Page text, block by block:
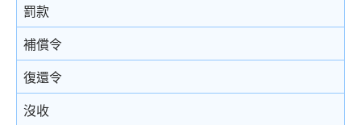
罰款
補償令
復還令
沒收